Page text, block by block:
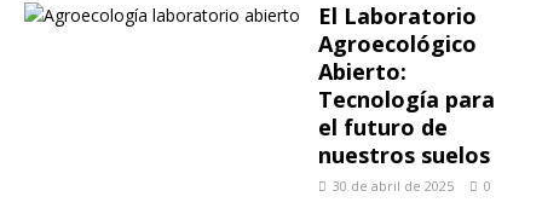
El Laboratorio
Agroecológico
Abierto:
Tecnología para
el futuro de
nuestros suelos
30 de abril de 2025 0